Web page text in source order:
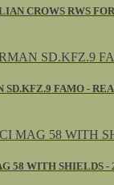
CROWS RWS
FAMO -
58 WITH SHIELDS -